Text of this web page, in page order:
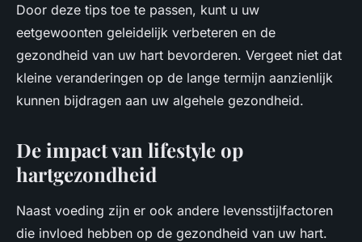
Door deze tips toe te passen, kunt u uw
eetgewoonten geleidelijk verbeteren en de
gezondheid van uw hart bevorderen. Vergeet niet dat
kleine veranderingen op de lange termijn aanzienlijk
kunnen bijdragen aan uw algehele gezondheid.
De impact van lifestyle op
hartgezondheid
Naast voeding zijn er ook andere levensstijlfactoren
die invloed hebben op de gezondheid van uw hart.